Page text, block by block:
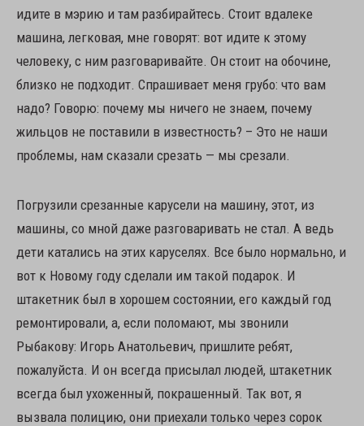
идите в мэрию и там разбирайтесь. Стоит вдалеке
машина, легковая, мне говорят: вот идите к этому
человеку, с ним разговаривайте. Он стоит на обочине,
близко не подходит. Спрашивает меня грубо: что вам
надо? Говорю: почему мы ничего не знаем, почему
жильцов не поставили в известность? – Это не наши
проблемы, нам сказали срезать — мы срезали.
Погрузили срезанные карусели на машину, этот, из
машины, со мной даже разговаривать не стал. А ведь
дети катались на этих каруселях. Все было нормально, и
вот к Новому году сделали им такой подарок. И
штакетник был в хорошем состоянии, его каждый год
ремонтировали, а, если поломают, мы звонили
Рыбакову: Игорь Анатольевич, пришлите ребят,
пожалуйста. И он всегда присылал людей, штакетник
всегда был ухоженный, покрашенный. Так вот, я
вызвала полицию, они приехали только через сорок